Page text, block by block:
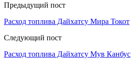
Предыдущий пост
Расход топлива Дайхатсу Мира Токот
Следующий пост
Расход топлива Дайхатсу Мув Канбус